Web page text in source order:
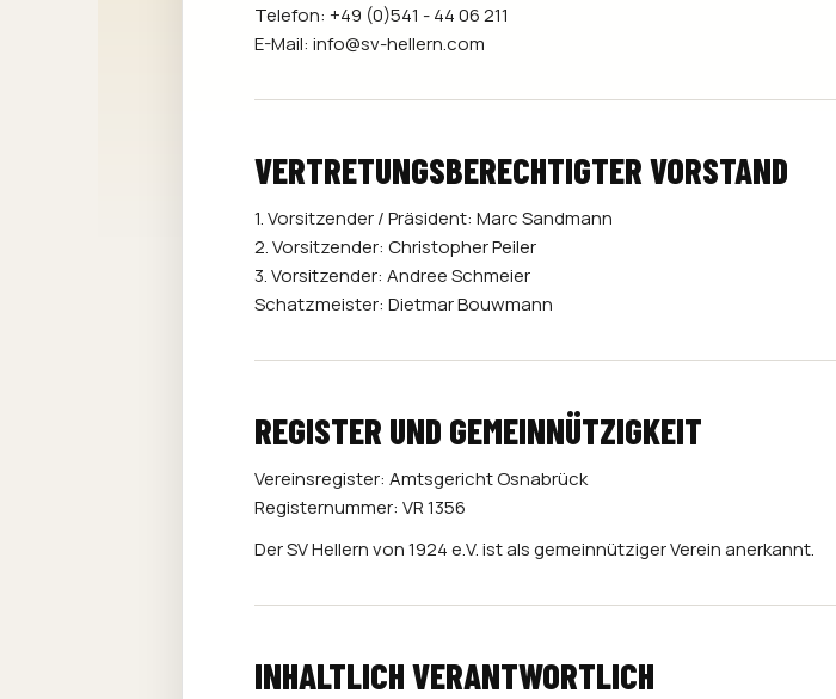
Telefon: +49 (0)541 - 44 06 211
E-Mail:info@sv-hellern.com
VERTRETUNGSBERECHTIGTER VORSTAND
1. Vorsitzender / Präsident: Marc Sandmann
2. Vorsitzender: Christopher Peiler
3. Vorsitzender: Andree Schmeier
Schatzmeister: Dietmar Bouwmann
REGISTER UND GEMEINNÜTZIGKEIT
Vereinsregister: Amtsgericht Osnabrück
Registernummer: VR 1356
Der SV Hellern von 1924 e.V. ist als gemeinnütziger Verein anerkannt.
INHALTLICH VERANTWORTLICH